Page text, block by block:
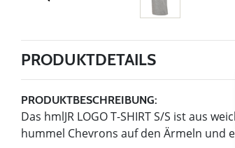
PRODUKTDETAILS
PRODUKTBESCHREIBUNG:
Das hmlJR LOGO T-SHIRT S/S ist aus
hummel Chevrons auf den Ärmeln und